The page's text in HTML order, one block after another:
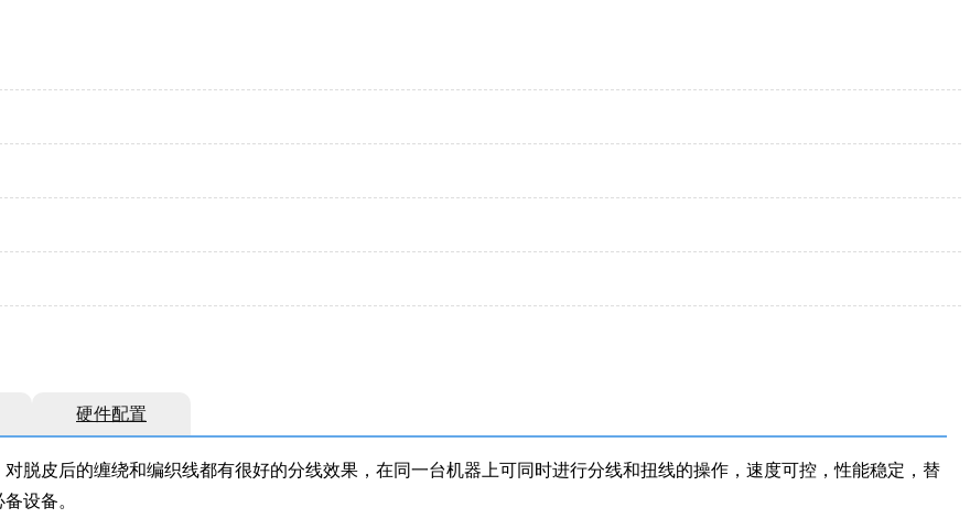
硬件配置
对脱皮后的缠绕和编织线都有很好的分线效果，在同一台机器上可同时进行分线和扭线的操作，速度可控，性能稳定，替
设备。